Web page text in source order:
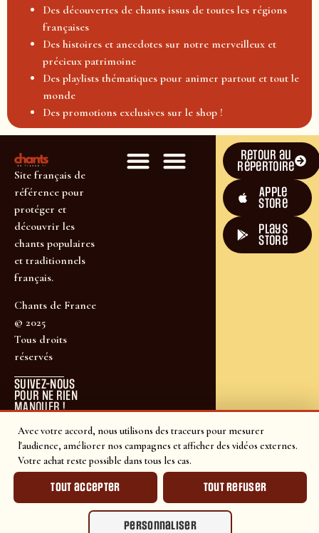
Avec votre accord, nous utilisons des traceurs pour mesurer
l'audience, améliorer nos campagnes et afficher des vidéos externes.
Votre achat reste possible dans tous les cas.
Tout accepter Tout refuser
Personnaliser
Des découvertes de chants issus de toutes les régions
françaises
Des histoires et anecdotes sur notre merveilleux et
précieux patrimoine
Des playlists thématiques pour animer partout et tout le
monde
Des promotions exclusives sur le shop !
Site français de
référence pour
protéger et
découvrir les
chants populaires
et traditionnels
français.
Chants de France
© 2025
Tous droits
réservés
SUIVEZ-NOUS
POUR NE RIEN
MANQUER !
Retour au
répertoire
Apple
Store
plays
store